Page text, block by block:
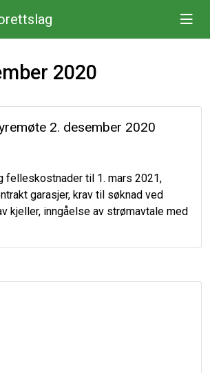
2020
2. desember 2020
felleskostnader til 1. mars 2021,
garasjer, krav til søknad ved
kjeller, inngåelse av strømavtale med